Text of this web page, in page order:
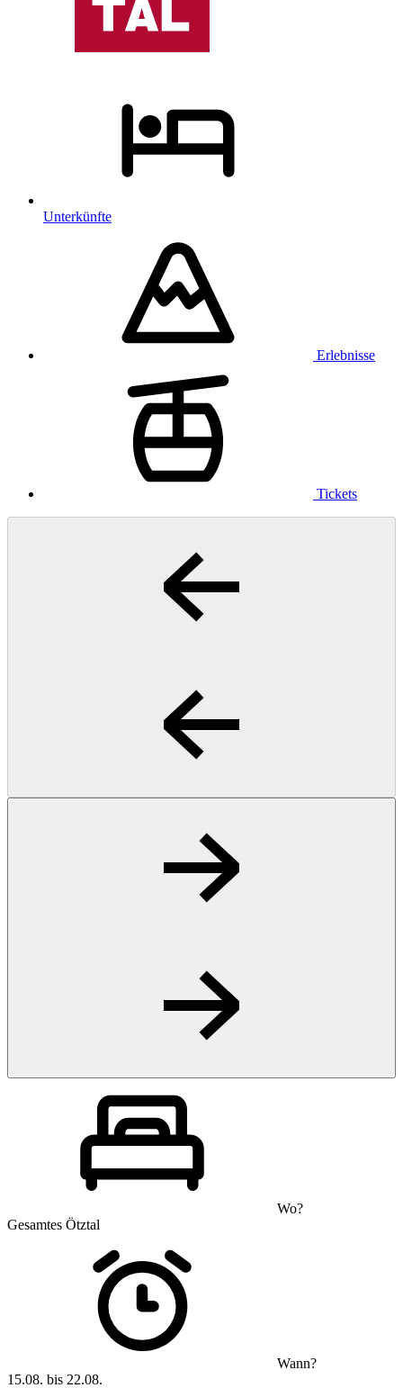
Unterkünfte
Erlebnisse
Tickets
Wo?
Gesamtes Ötztal
Wann?
15.08. bis 22.08.